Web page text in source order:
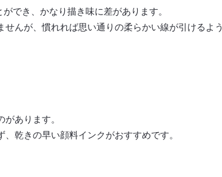
でき、かなり描き味に差があります。
んが、慣れれば思い通りの柔らかい線が引けるよう
があります。
乾きの早い顔料インクがおすすめです。